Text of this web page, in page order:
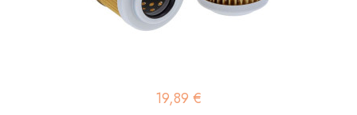
19,89 €